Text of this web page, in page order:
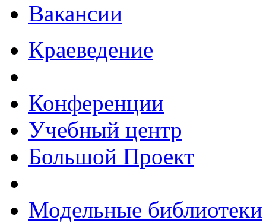
Вакансии
Краеведение
Конференции
Учебный центр
Большой Проект
Модельные библиотеки